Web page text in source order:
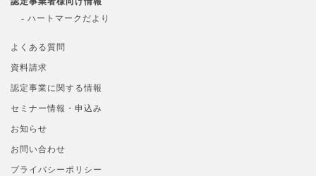
- ハートマークだより
よくある質問
資料請求
認定事業に関する情報
セミナー情報・申込み
お知らせ
お問い合わせ
プライバシーポリシー